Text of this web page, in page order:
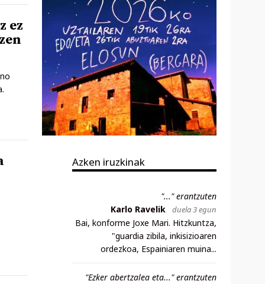
ez
Azken iruzkinak
"..." erantzuten
Karlo Ravelik
duela 3 egun
Bai, konforme Joxe Mari. Hitzkuntza,
"guardia zibila, inkisizioaren
ordezkoa, Espainiaren muina...
"Ezker abertzalea eta..." erantzuten